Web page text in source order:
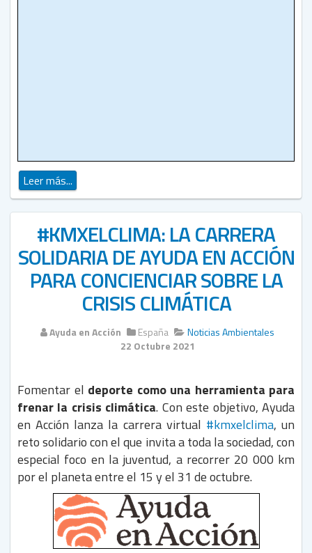
Leer más...
#KMXELCLIMA: LA CARRERA
SOLIDARIA DE AYUDA EN ACCIÓN
PARA CONCIENCIAR SOBRE LA
CRISIS CLIMÁTICA
Ayuda en Acción España
Noticias Ambientales
22 Octubre 2021
Fomentar el deporte como una herramienta para
frenar la crisis climática. Con este objetivo, Ayuda
en Acción lanza la carrera virtual #kmxelclima, un
reto solidario con el que invita a toda la sociedad, con
especial foco en la juventud, a recorrer 20 000 km
por el planeta entre el 15 y el 31 de octubre.